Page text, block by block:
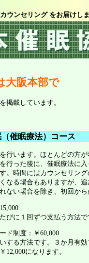
ウンセリング をお届けし
大阪本部で
掲載しています。
催眠療法）コース
行います。ほとんどの方
行った後に、催眠療法に
。時間にはカウンセリン
なる場合もありますが、
ない場合を除き、初回か
びに１回ずつ支払う方法で
ド制度：￥60,000
する方法です。３か月有効
になります。